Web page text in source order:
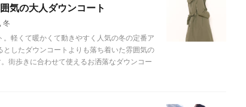
気の大人ダウンコート
, 冬
軽くて暖かくて動きやすく人気の冬の定番ア
したダウンコートよりも落ち着いた雰囲気の
街歩きに合わせて使えるお洒落なダウンコー